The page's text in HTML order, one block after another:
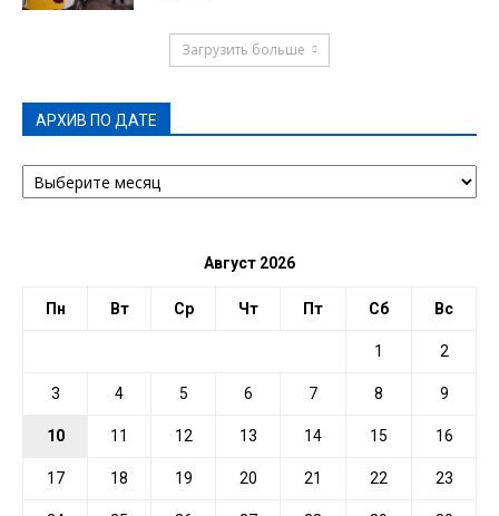
Загрузить больше
АРХИВ ПО ДАТЕ
АРХИВ
ПО
Август 2026
Пн Вт Ср Чт Пт Сб Вс
1 2
3 4 5 6 7 8 9
10 11 12 13 14 15 16
17 18 19 20 21 22 23